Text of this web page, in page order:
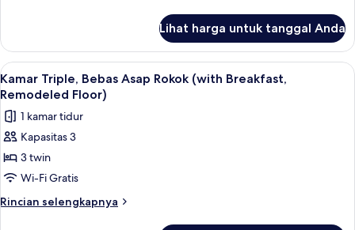
Breakfast,
Remodeled
Floor)
Kamar
Twin,
Bebas
Asap
(with
Breakfast,
Remodeled
Floor)
Lihat harga untuk tanggal Anda
Lihat
semua
foto
untuk
Kamar
Triple,
Bebas
Asap
Tirai kedap cahaya, Wi-Fi gratis, dan
7
Kamar Triple, Bebas Asap Rokok (with Breakfast,
Remodeled Floor)
1 kamar tidur
Kapasitas 3
3 twin
Wi-Fi Gratis
Rincian selengkapnya
Rincian